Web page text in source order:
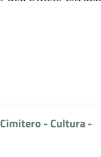
- Cultura -